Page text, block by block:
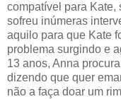
compatível para Kate,
sofreu inúmeras
aquilo para que Kate
problema surgindo e
13 anos, Anna
dizendo que quer
não a faça doar um